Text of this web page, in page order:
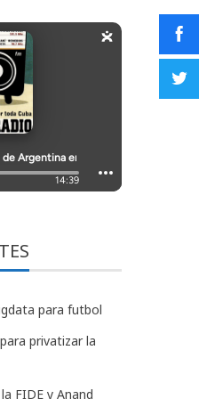
para futbol
privatizar la
FIDE y Anand